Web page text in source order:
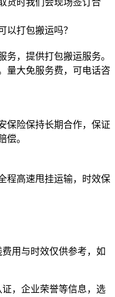
以打包搬运吗？
务，提供打包搬运服务。
量大免服务费，可电话咨
保险保持长期合作，保证
偿。
程高速甩挂运输，时效保
用与时效仅供参考，如
，企业荣誉等信息，选